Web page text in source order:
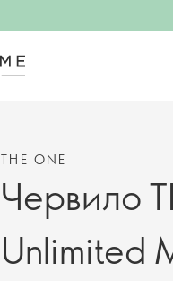
THE ONE
Червило
Unlimited